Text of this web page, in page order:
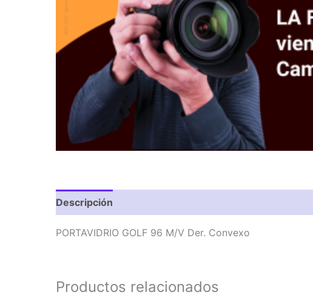
Descripción
PORTAVIDRIO GOLF 96 M/V Der. Convexo
Productos relacionados